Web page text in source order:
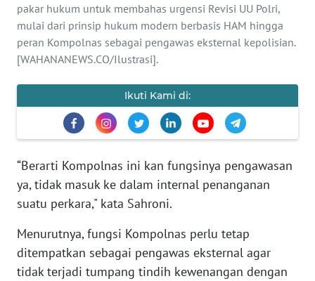
pakar hukum untuk membahas urgensi Revisi UU Polri,
mulai dari prinsip hukum modern berbasis HAM hingga
peran Kompolnas sebagai pengawas eksternal kepolisian.
[WAHANANEWS.CO/Ilustrasi].
Ikuti Kami di:
“Berarti Kompolnas ini kan fungsinya pengawasan
ya, tidak masuk ke dalam internal penanganan
suatu perkara," kata Sahroni.
Menurutnya, fungsi Kompolnas perlu tetap
ditempatkan sebagai pengawas eksternal agar
tidak terjadi tumpang tindih kewenangan dengan
OLAHRAGA
OPINI
Informasi
INDEKS
BERITA
KAMI
INFO